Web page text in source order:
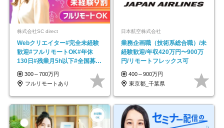
株式会社SC direct
Webクリエイター#完全未経験
歓迎#フルリモートOK#年休
130日#残業月5h以下#全国募集
#最大1年の研修
300～700万円
フルリモートあり
日本航空株式会社
業務企画職（技術系総合職）/未
経験歓迎/年収420万円〜900万
円/リモートフレックス可
400～900万円
東京都_千葉県